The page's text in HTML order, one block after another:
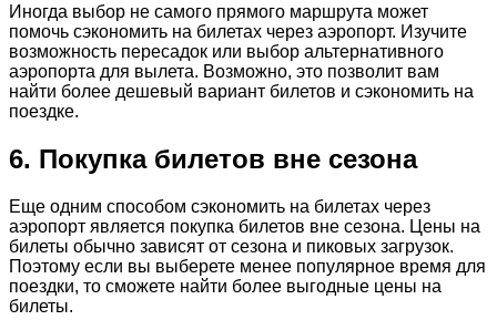
Иногда выбор не самого прямого маршрута может
помочь сэкономить на билетах через аэропорт. Изучите
возможность пересадок или выбор альтернативного
аэропорта для вылета. Возможно, это позволит вам
найти более дешевый вариант билетов и сэкономить на
поездке.
6. Покупка билетов вне сезона
Еще одним способом сэкономить на билетах через
аэропорт является покупка билетов вне сезона. Цены на
билеты обычно зависят от сезона и пиковых загрузок.
Поэтому если вы выберете менее популярное время для
поездки, то сможете найти более выгодные цены на
билеты.